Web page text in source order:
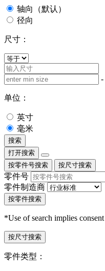
轴向（默认）
径向
尺寸：
-
单位：
英寸
毫米
搜索
打开搜索
按零件号搜索
按尺寸搜索
零件号
零件制造商
按零件搜索
*Use of search implies
按尺寸搜索
零件类型：